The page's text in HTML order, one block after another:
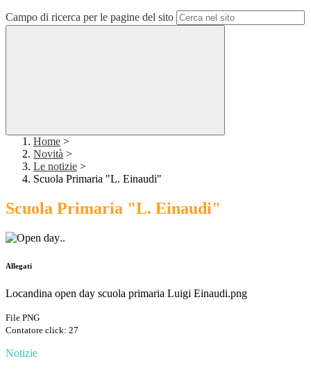
Campo di ricerca per le pagine del sito
Home >
Novità >
Le notizie >
Scuola Primaria "L. Einaudi"
Scuola Primaria "L. Einaudi"
..
Allegati
Locandina open day scuola primaria Luigi Einaudi.png
File PNG
Contatore click: 27
Notizie